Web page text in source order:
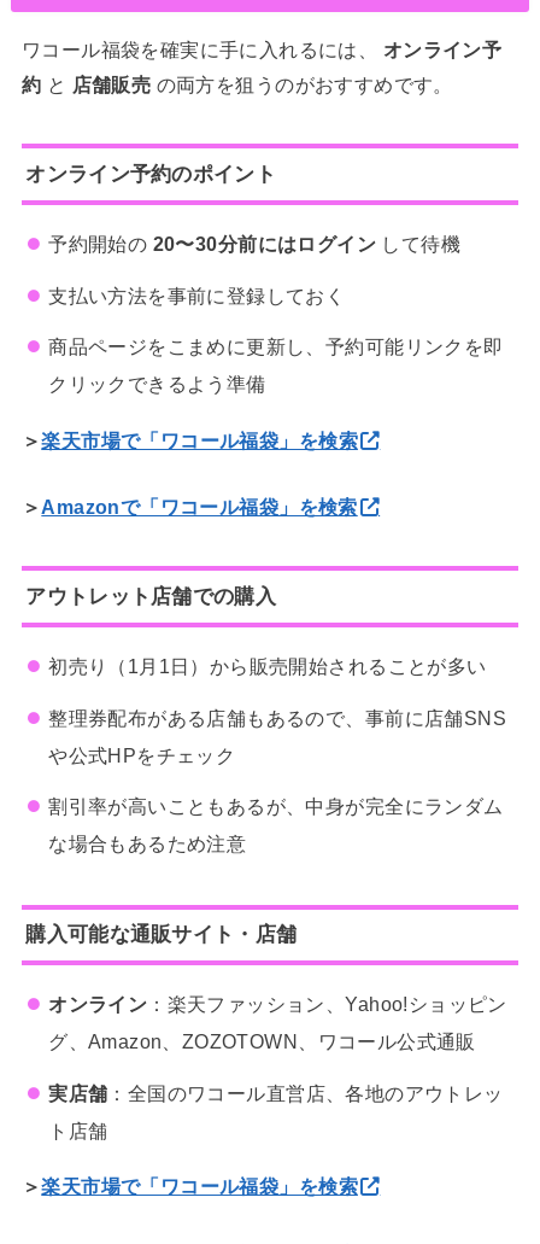
ワコール福袋を確実に手に入れるには、 オンライン予
約 と 店舗販売 の両方を狙うのがおすすめです。
オンライン予約のポイント
予約開始の 20〜30分前にはログインして待機
支払い方法を事前に登録しておく
商品ページをこまめに更新し、予約可能リンクを即
クリックできるよう準備
＞楽天市場で「ワコール福袋」を検索
＞ Amazonで「ワコール福袋」を検索
アウトレット店舗での購入
初売り（1月1日）から販売開始されることが多い
整理券配布がある店舗もあるので、事前に店舗SNS
や公式HPをチェック
割引率が高いこともあるが、中身が完全にランダム
な場合もあるため注意
購入可能な通販サイト・店舗
オンライン ：楽天ファッション、Yahoo!ショッピン
グ、Amazon、ZOZOTOWN、ワコール公式通販
実店舗 ：全国のワコール直営店、各地のアウトレッ
ト店舗
＞楽天市場で「ワコール福袋」を検索